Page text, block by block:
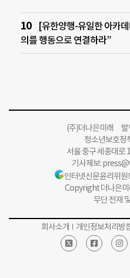
[유한양행-유일한 아카
의를 행동으로 연결하라”
(주)더나은미래 발
청소년보호정
서울 중구 세종대로
기사제보:
인터넷신문윤리위
Copyright 더나은
무단 전재
회사소개 개인정보처리방